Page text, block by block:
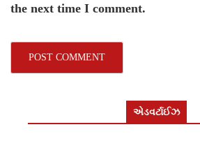
the next time I comment.
એડવર્ટાઈઝ